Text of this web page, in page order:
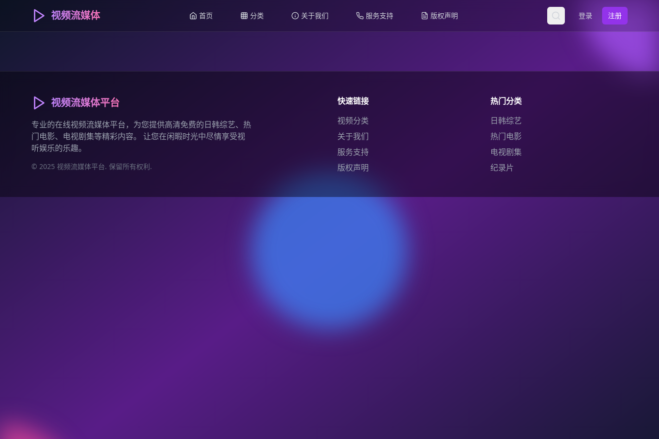
视频流媒体 首页 分类 关于我们 服务支持 版权声明 登录 注册
视频流媒体平台
专业的在线视频流媒体平台，为您提供高清免费的日韩综艺、热
门电影、电视剧集等精彩内容。 让您在闲暇时光中尽情享受视
听娱乐的乐趣。
© 2025 视频流媒体平台. 保留所有权利.
快速链接
视频分类
关于我们
服务支持
版权声明
热门分类
日韩综艺
热门电影
电视剧集
纪录片